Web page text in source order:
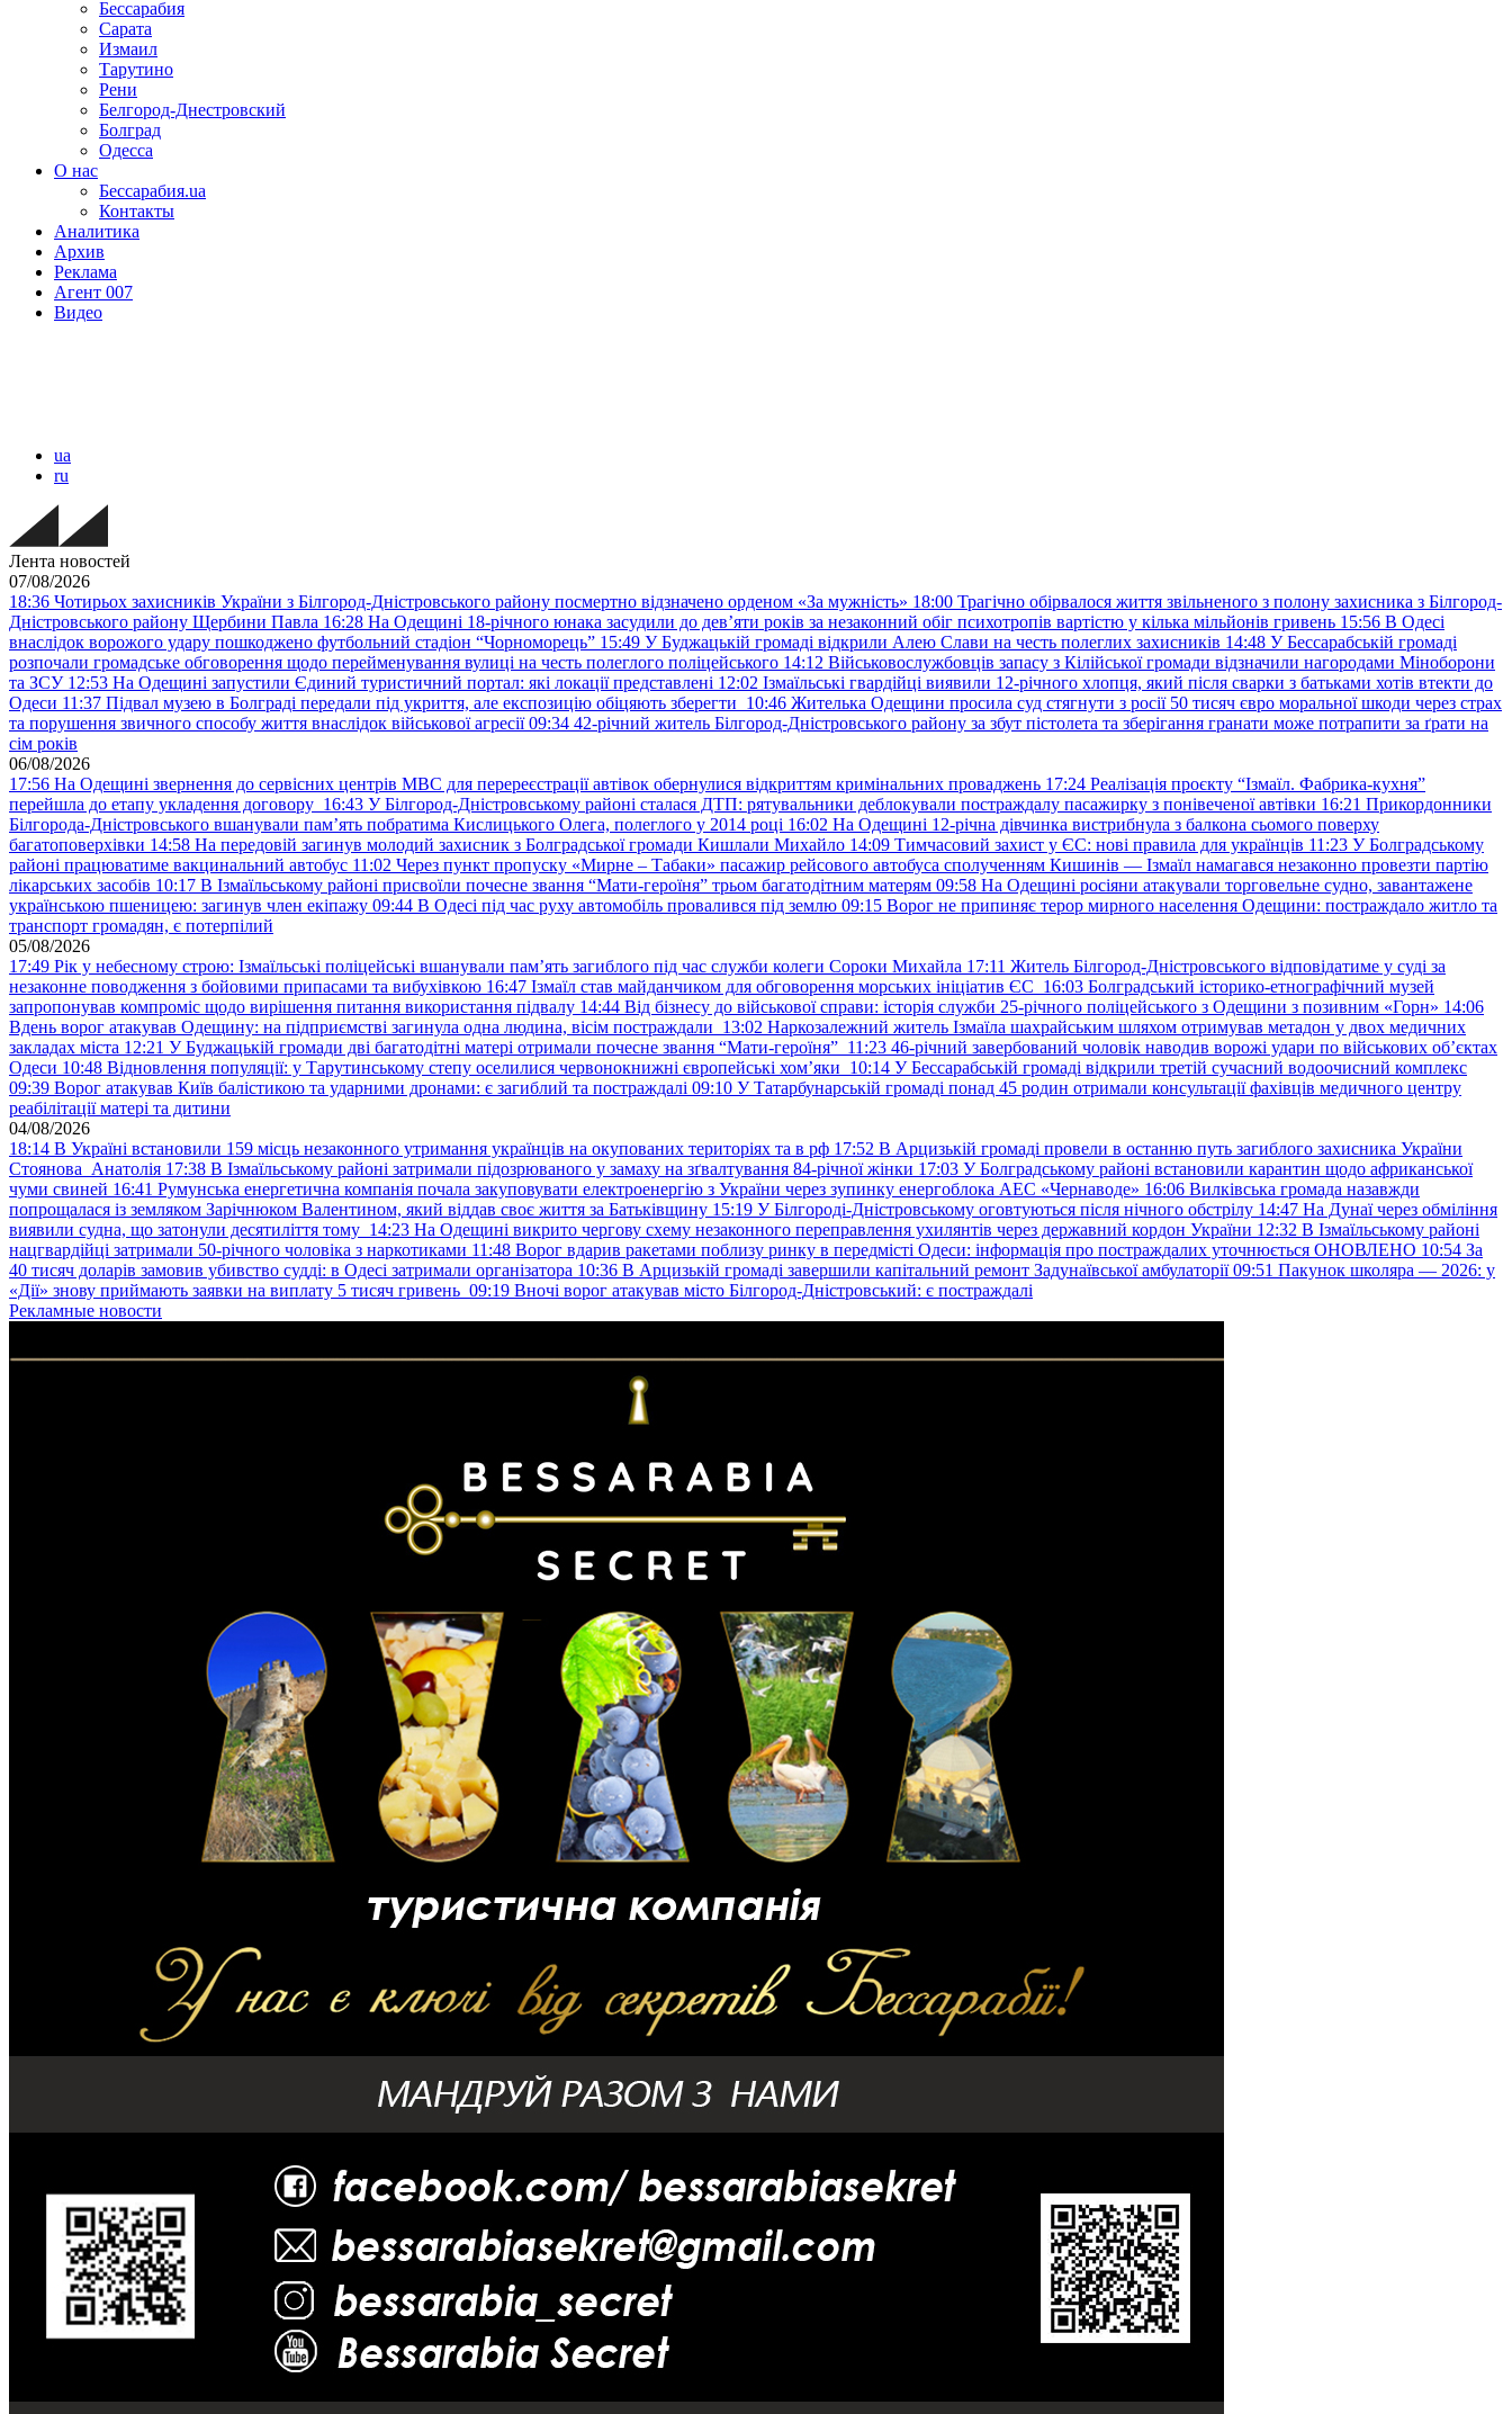
Бессарабия
Сарата
Измаил
Тарутино
Рени
Белгород-Днестровский
Болград
Одесса
О нас
Бессарабия.ua
Контакты
Аналитика
Архив
Реклама
Агент 007
Видео
ua
ru
Лента новостей
07/08/2026
18:36 Чотирьох захисників України з Білгород-Дністровського району посмертно відзначено орденом «За мужність» 18:00 Трагічно обірвалося життя звільненого з полону захисника з Білгород-
Дністровського району Щербини Павла 16:28 На Одещині 18-річного юнака засудили до дев’яти років за незаконний обіг психотропів вартістю у кілька мільйонів гривень 15:56 В Одесі
внаслідок ворожого удару пошкоджено футбольний стадіон “Чорноморець” 15:49 У Буджацькій громаді відкрили Алею Слави на честь полеглих захисників 14:48 У Бессарабській громаді
розпочали громадське обговорення щодо перейменування вулиці на честь полеглого поліцейського 14:12 Військовослужбовців запасу з Кілійської громади відзначили нагородами Міноборони
та ЗСУ 12:53 На Одещині запустили Єдиний туристичний портал: які локації представлені 12:02 Ізмаїльські гвардійці виявили 12-річного хлопця, який після сварки з батьками хотів втекти до
Одеси 11:37 Підвал музею в Болграді передали під укриття, але експозицію обіцяють зберегти 10:46 Жителька Одещини просила суд стягнути з росії 50 тисяч євро моральної шкоди через страх
та порушення звичного способу життя внаслідок військової агресії 09:34 42-річний житель Білгород-Дністровського району за збут пістолета та зберігання гранати може потрапити за ґрати на
сім років
06/08/2026
17:56 На Одещині звернення до сервісних центрів МВС для перереєстрації автівок обернулися відкриттям кримінальних проваджень 17:24 Реалізація проєкту “Ізмаїл. Фабрика-кухня”
перейшла до етапу укладення договору 16:43 У Білгород-Дністровському районі сталася ДТП: рятувальники деблокували постраждалу пасажирку з понівеченої автівки 16:21 Прикордонники
Білгорода-Дністровського вшанували пам’ять побратима Кислицького Олега, полеглого у 2014 році 16:02 На Одещині 12-річна дівчинка вистрибнула з балкона сьомого поверху
багатоповерхівки 14:58 На передовій загинув молодий захисник з Болградської громади Кишлали Михайло 14:09 Тимчасовий захист у ЄС: нові правила для українців 11:23 У Болградському
районі працюватиме вакцинальний автобус 11:02 Через пункт пропуску «Мирне – Табаки» пасажир рейсового автобуса сполученням Кишинів — Ізмаїл намагався незаконно провезти партію
лікарських засобів 10:17 В Ізмаїльському районі присвоїли почесне звання “Мати-героїня” трьом багатодітним матерям 09:58 На Одещині росіяни атакували торговельне судно, завантажене
українською пшеницею: загинув член екіпажу 09:44 В Одесі під час руху автомобіль провалився під землю 09:15 Ворог не припиняє терор мирного населення Одещини: постраждало житло та
транспорт громадян, є потерпілий
05/08/2026
17:49 Рік у небесному строю: Ізмаїльські поліцейські вшанували пам’ять загиблого під час служби колеги Сороки Михайла 17:11 Житель Білгород-Дністровського відповідатиме у суді за
незаконне поводження з бойовими припасами та вибухівкою 16:47 Ізмаїл став майданчиком для обговорення морських ініціатив ЄС 16:03 Болградський історико-етнографічний музей
запропонував компроміс щодо вирішення питання використання підвалу 14:44 Від бізнесу до військової справи: історія служби 25-річного поліцейського з Одещини з позивним «Горн» 14:06
Вдень ворог атакував Одещину: на підприємстві загинула одна людина, вісім постраждали 13:02 Наркозалежний житель Ізмаїла шахрайським шляхом отримував метадон у двох медичних
закладах міста 12:21 У Буджацькій громади дві багатодітні матері отримали почесне звання “Мати-героїня” 11:23 46-річний завербований чоловік наводив ворожі удари по військових обʼєктах
Одеси 10:48 Відновлення популяції: у Тарутинському степу оселилися червонокнижні європейські хом’яки 10:14 У Бессарабській громаді відкрили третій сучасний водоочисний комплекс
09:39 Ворог атакував Київ балістикою та ударними дронами: є загиблий та постраждалі 09:10 У Татарбунарській громаді понад 45 родин отримали консультації фахівців медичного центру
реабілітації матері та дитини
04/08/2026
18:14 В Україні встановили 159 місць незаконного утримання українців на окупованих територіях та в рф 17:52 В Арцизькій громаді провели в останню путь загиблого захисника України
Стоянова Анатолія 17:38 В Ізмаїльському районі затримали підозрюваного у замаху на зґвалтування 84-річної жінки 17:03 У Болградському районі встановили карантин щодо африканської
чуми свиней 16:41 Румунська енергетична компанія почала закуповувати електроенергію з України через зупинку енергоблока АЕС «Чернаводе» 16:06 Вилківська громада назавжди
попрощалася із земляком Зарічнюком Валентином, який віддав своє життя за Батьківщину 15:19 У Білгороді-Дністровському оговтуються після нічного обстрілу 14:47 На Дунаї через обміління
виявили судна, що затонули десятиліття тому 14:23 На Одещині викрито чергову схему незаконного переправлення ухилянтів через державний кордон України 12:32 В Ізмаїльському районі
нацгвардійці затримали 50-річного чоловіка з наркотиками 11:48 Ворог вдарив ракетами поблизу ринку в передмісті Одеси: інформація про постраждалих уточнюється ОНОВЛЕНО 10:54 За
40 тисяч доларів замовив убивство судді: в Одесі затримали організатора 10:36 В Арцизькій громаді завершили капітальний ремонт Задунаївської амбулаторії 09:51 Пакунок школяра — 2026: у
«Дії» знову приймають заявки на виплату 5 тисяч гривень 09:19 Вночі ворог атакував місто Білгород-Дністровський: є постраждалі
Рекламные новости